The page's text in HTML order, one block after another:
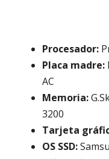
Procesador:
Placa madre:
AC
Memoria:
3200
Tarjeta
OS SSD: